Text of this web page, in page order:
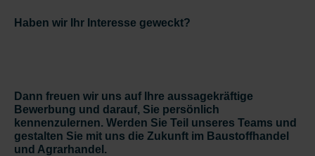
Haben wir Ihr Interesse geweckt?
Dann freuen wir uns auf Ihre aussagekräftige
Bewerbung und darauf, Sie persönlich
kennenzulernen. Werden Sie Teil unseres Teams und
gestalten Sie mit uns die Zukunft im Baustoffhandel
und Agrarhandel.